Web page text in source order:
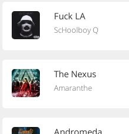
Fuck LA
ScHoolboy Q
The Nexus
Amaranthe
Andromeda